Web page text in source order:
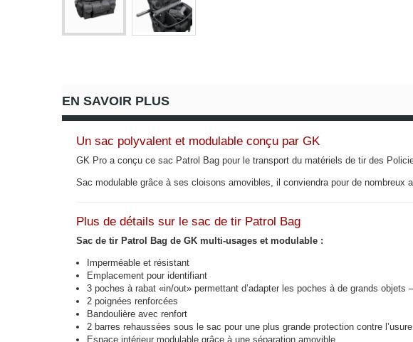
EN SAVOIR PLUS
Un sac polyvalent et modulable conçu par GK
GK Pro a conçu ce sac Patrol Bag pour le transport du matériels de tir des
Sac modulable grâce à ses cloisons amovibles, il conviendra pour de nombreux
Plus de détails sur le sac de tir Patrol Bag
Sac de tir Patrol Bag de GK multi-usages et modulable :
Imperméable et résistant
Emplacement pour identifiant
3 poches à rabat «in/out» permettant d’adapter les poches à de grands objets
2 poignées renforcées
Bandoulière avec renfort
2 barres rehaussées sous le sac pour une plus grande protection contre l’usure
Espace intérieur modulable grâce à une séparation amovible